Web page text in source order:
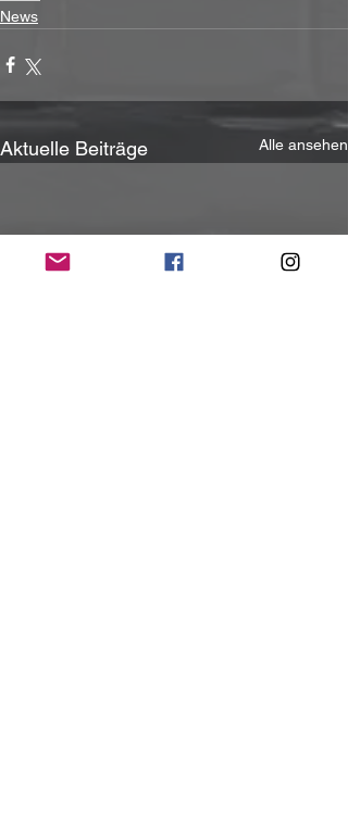
News
Aktuelle Beiträge Alle ansehen